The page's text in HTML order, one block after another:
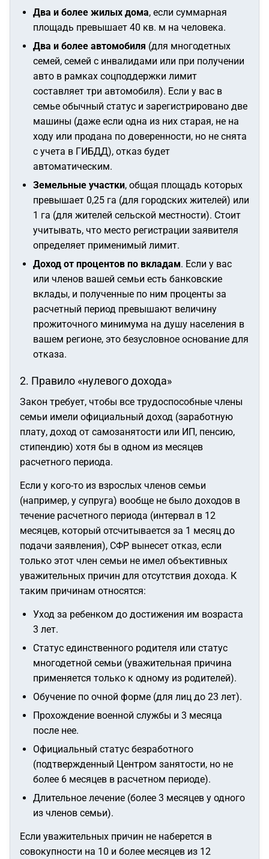
Два и более жилых дома, если суммарная
площадь превышает 40 кв. м на человека.
Два и более автомобиля (для многодетных
семей, семей с инвалидами или при получении
авто в рамках соцподдержки лимит
составляет три автомобиля). Если у вас в
семье обычный статус и зарегистрировано две
машины (даже если одна из них старая, не на
ходу или продана по доверенности, но не снята
с учета в ГИБДД), отказ будет
автоматическим.
Земельные участки, общая площадь которых
превышает 0,25 га (для городских жителей) или
1 га (для жителей сельской местности). Стоит
учитывать, что место регистрации заявителя
определяет применимый лимит.
Доход от процентов по вкладам. Если у вас
или членов вашей семьи есть банковские
вклады, и полученные по ним проценты за
расчетный период превышают величину
прожиточного минимума на душу населения в
вашем регионе, это безусловное основание для
отказа.
2. Правило «нулевого дохода»
Закон требует, чтобы все трудоспособные члены
семьи имели официальный доход (заработную
плату, доход от самозанятости или ИП, пенсию,
стипендию) хотя бы в одном из месяцев
расчетного периода.
Если у кого-то из взрослых членов семьи
(например, у супруга) вообще не было доходов в
течение расчетного периода (интервал в 12
месяцев, который отсчитывается за 1 месяц до
подачи заявления), СФР вынесет отказ, если
только этот член семьи не имел объективных
уважительных причин для отсутствия дохода. К
таким причинам относятся:
Уход за ребенком до достижения им возраста
3 лет.
Статус единственного родителя или статус
многодетной семьи (уважительная причина
применяется только к одному из родителей).
Обучение по очной форме (для лиц до 23 лет).
Прохождение военной службы и 3 месяца
после нее.
Официальный статус безработного
(подтвержденный Центром занятости, но не
более 6 месяцев в расчетном периоде).
Длительное лечение (более 3 месяцев у одного
из членов семьи).
Если уважительных причин не наберется в
совокупности на 10 и более месяцев из 12